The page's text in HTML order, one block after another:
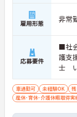
雇用形態 非常
応募要件
■社
護支
士
士の
いて
実績
車通勤可 未経験OK
産休･育休･介護休暇取得実